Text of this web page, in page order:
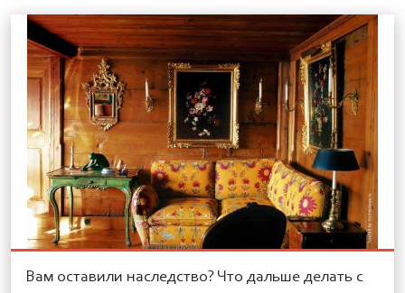
Вам оставили наследство? Что дальше делать с